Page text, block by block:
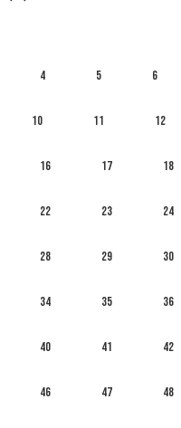
4 5 6
10 11 12
16 17 18
22 23 24
28 29 30
34 35 36
40 41 42
46 47 48